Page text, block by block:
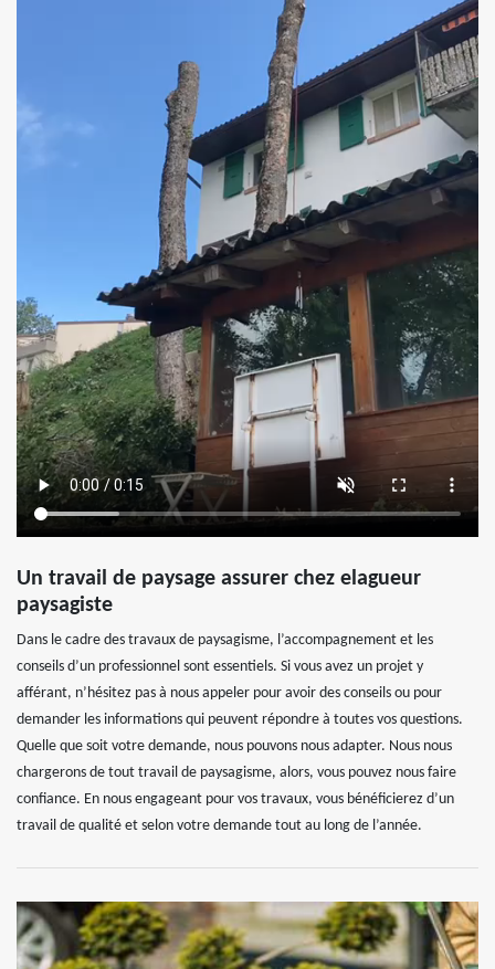
Un travail de paysage assurer chez elagueur
paysagiste
Dans le cadre des travaux de paysagisme, l’accompagnement et les
conseils d’un professionnel sont essentiels. Si vous avez un projet y
afférant, n’hésitez pas à nous appeler pour avoir des conseils ou pour
demander les informations qui peuvent répondre à toutes vos questions.
Quelle que soit votre demande, nous pouvons nous adapter. Nous nous
chargerons de tout travail de paysagisme, alors, vous pouvez nous faire
confiance. En nous engageant pour vos travaux, vous bénéficierez d’un
travail de qualité et selon votre demande tout au long de l’année.